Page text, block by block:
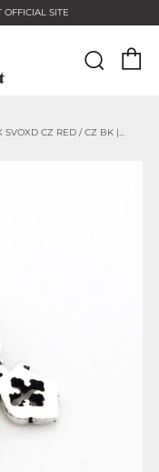
OFFICIAL SITE
SVOXD CZ RED / CZ BK |...